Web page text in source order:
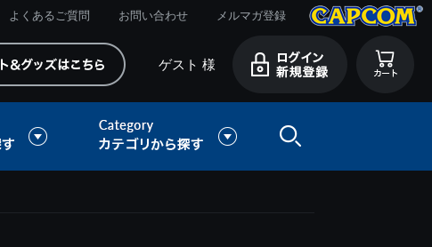
よくあるご質問 お問い合わせ メルマガ登録
ゲスト 様